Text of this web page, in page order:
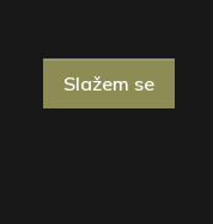
Slažem se